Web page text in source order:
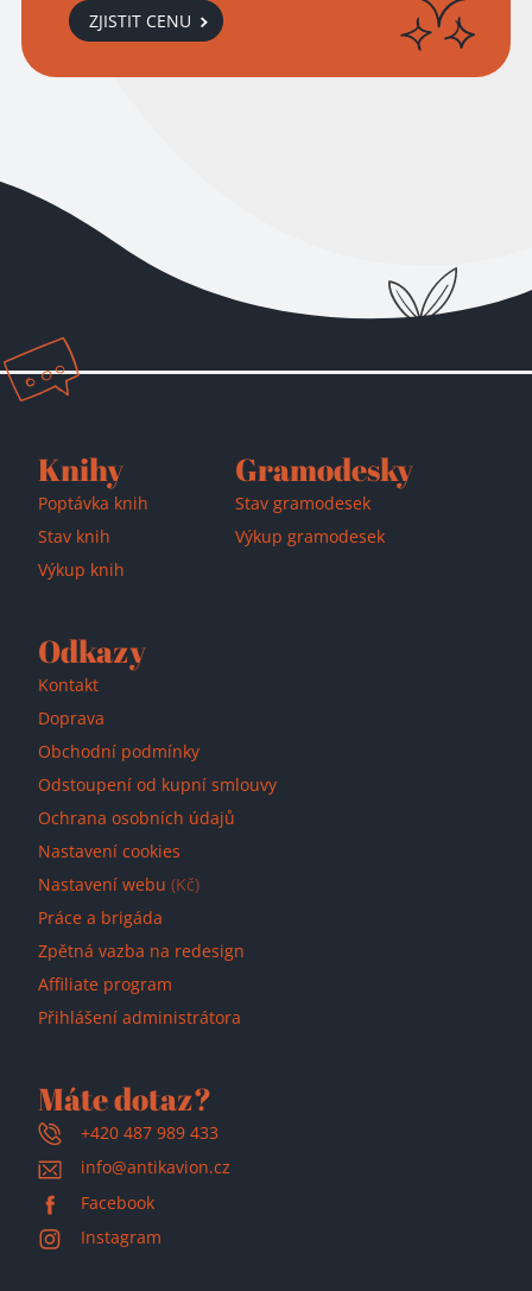
ZJISTIT CENU
Knihy
Poptávka knih
Stav knih
Výkup knih
Gramodesky
Stav gramodesek
Výkup gramodesek
Odkazy
Kontakt
Doprava
Obchodní podmínky
Odstoupení od kupní smlouvy
Ochrana osobních údajů
Nastavení cookies
Nastavení webu (Kč)
Práce a brigáda
Zpětná vazba na redesign
Affiliate program
Přihlášení administrátora
Máte dotaz?
+420 487 989 433
info@antikavion.cz
Facebook
Instagram